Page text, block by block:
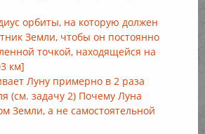
орбиты, на которую должен
Земли, чтобы он постоянно
точкой, находящейся на
км]
Луну примерно в 2 раза
(см. задачу 2) Почему Луна
Земли, а не самостоятельной